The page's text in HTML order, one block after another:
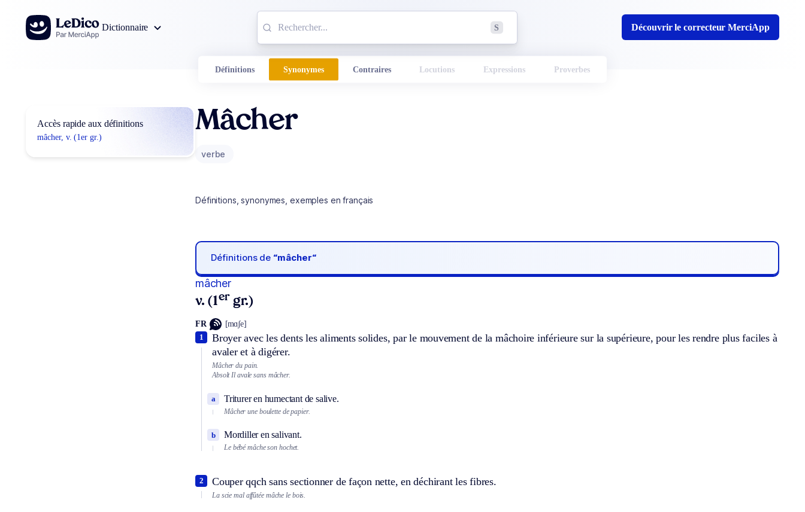
Aller au contenu
Dictionnaire
S Découvrir le correcteur MerciApp
Définitions Synonymes Contraires Locutions Expressions Proverbes
Accès rapide aux définitions
mâcher, v. (1er gr.)
Mâcher
verbe
Définitions, synonymes, exemples en français
Définitions de “mâcher“
mâcher
v. (1er gr.)
FR [mɑʃe]
Broyer avec les dents les aliments solides, par le mouvement de la mâchoire inférieure sur la supérieure, pour les rendre plus faciles à
avaler et à digérer.
1
Mâcher du pain.
Absolt Il avale sans mâcher.
Triturer en humectant de salive.
a
Mâcher une boulette de papier.
Mordiller en salivant.
b
Le bébé mâche son hochet.
Couper qqch sans sectionner de façon nette, en déchirant les fibres.
2
La scie mal affûtée mâche le bois.